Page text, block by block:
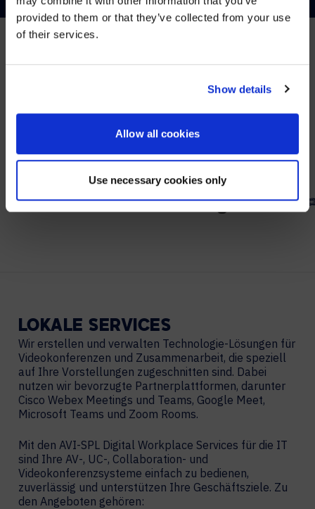
provided to them or that they’ve collected from your use
of their services.
Show details
Allow all cookies
Use necessary cookies only
LOKALE SERVICES
Wir erstellen und verwalten Technologie-Lösungen für
Videokonferenzen und Zusammenarbeit, die speziell
auf Ihre Vorstellungen zugeschnitten sind. Dabei
nutzen wir bevorzugte Partnerplattformen, darunter
Cisco Webex Meetings und Teams, Google Meet,
Microsoft Teams und Zoom Rooms.
Mit den AVI-SPL Digital Workplace Services für die IT
sind Ihre AV-, UC-, Collaboration- und
Videokonferenzsysteme einfach zu bedienen,
zuverlässig und unterstützen Ihre Geschäftsziele. Zu
den Angeboten gehören:
Visit avispl.cominstead?
NO, STAY ON THIS SITE